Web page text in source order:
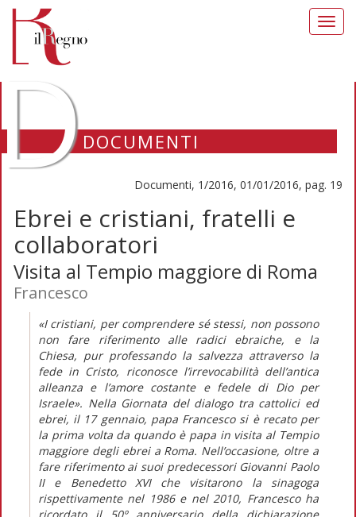
DOCUMENTI
Documenti, 1/2016, 01/01/2016, pag. 19
Ebrei e cristiani, fratelli e
collaboratori
Visita al Tempio maggiore di Roma
Francesco
«I cristiani, per comprendere sé stessi, non possono
non fare riferimento alle radici ebraiche, e la
Chiesa, pur professando la salvezza attraverso la
fede in Cristo, riconosce l’irrevocabilità dell’antica
alleanza e l’amore costante e fedele di Dio per
Israele». Nella Giornata del dialogo tra cattolici ed
ebrei, il 17 gennaio, papa Francesco si è recato per
la prima volta da quando è papa in visita al Tempio
maggiore degli ebrei a Roma. Nell’occasione, oltre a
fare riferimento ai suoi predecessori Giovanni Paolo
II e Benedetto XVI che visitarono la sinagoga
rispettivamente nel 1986 e nel 2010, Francesco ha